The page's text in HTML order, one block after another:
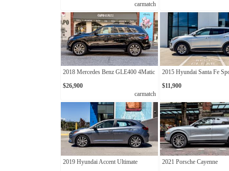
carmatch
2018 Mercedes Benz GLE400 4Matic
$26,900
carmatch
2015 Hyundai Santa Fe
$11,900
2019 Hyundai Accent Ultimate
2021 Porsche Cayenne